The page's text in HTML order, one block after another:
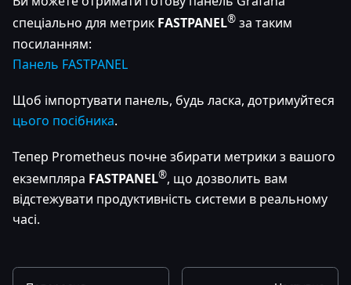
спеціально для метрик FASTPANEL® за таким
посиланням:
Панель FASTPANEL
Щоб імпортувати панель, будь ласка, дотримуйтеся
цього посібника.
Тепер Prometheus почне збирати метрики з вашого
екземпляра FASTPANEL®, що дозволить вам
відстежувати продуктивність системи в реальному
часі.